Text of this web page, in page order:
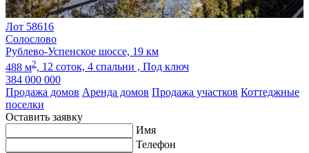
Лот 58616
Солослово
Рублево-Успенское шоссе, 19 км
488 м2, 12 соток, 4 спальни , Под ключ
384 000 000
Продажа домов Аренда домов Продажа участков Коттеджные
поселки
Оставить заявку
Имя
Телефон